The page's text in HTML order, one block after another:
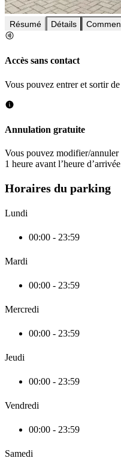
Résumé Détails
Accès sans contact
Vous pouvez entrer et sortir
Annulation gratuite
Vous pouvez modifier/annuler
1 heure avant l’heure
Horaires du parking
Lundi
00:00 - 23:59
Mardi
00:00 - 23:59
Mercredi
00:00 - 23:59
Jeudi
00:00 - 23:59
Vendredi
00:00 - 23:59
Samedi